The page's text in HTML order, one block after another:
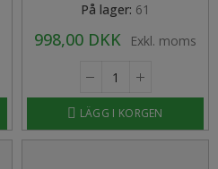
På lager: 61
998,00 DKK Exkl. moms
LÄGG I KORGEN